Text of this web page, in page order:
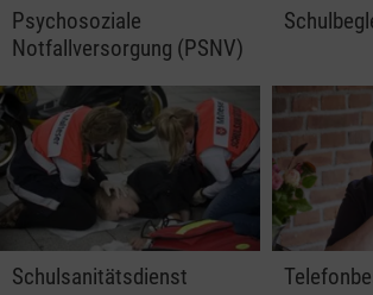
Psychosoziale
Notfallversorgung (PSNV)
Schulsanitätsdienst